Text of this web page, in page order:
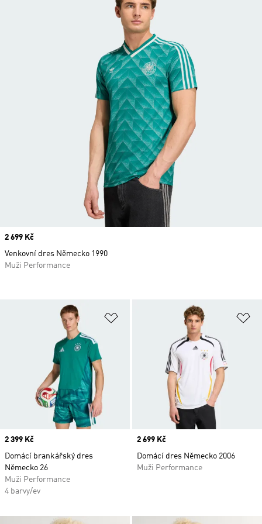
Přidat do seznamu přání
Price
2 399 Kč
Domácí brankářský dres
Německo 26
Muži Performance
4 barvy/ev
Price
2 699 Kč
Domácí dres Německo 2006
Muži Performance
Price
2 699 Kč
Venkovní dres Německo 1990
Muži Performance